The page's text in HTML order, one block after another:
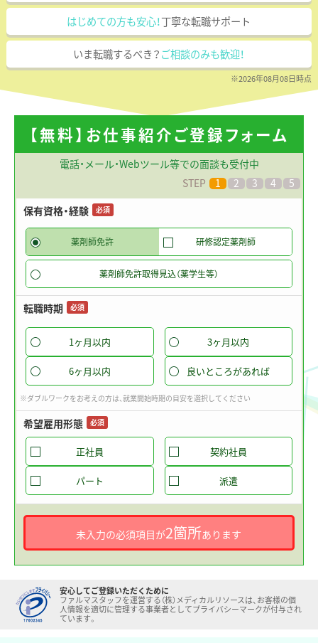
はじめての方も安心！丁寧な転職サポート
いま転職するべき？ご相談のみも歓迎！
※2026年08月08日時点
【無料】お仕事紹介ご登録フォーム
電話・メール・Webツール等での面談も受付中
STEP
1 2 3 4
5
保有資格・経験
必須
薬剤師免許 研修認定薬剤師
薬剤師免許取得見込（薬学生等）
転職時期 必須
1ヶ月以内 3ヶ月以内
6ヶ月以内 良いところがあれば
※ダブルワークをお考えの方は、就業開始時期の目安を選択してください
希望雇用形態 必須
正社員 契約社員
パート 派遣
未入力の必須項目が2箇所あります
安心してご登録いただくために
ファルマスタッフを運営する（株）メディカルリソースは、お客様の個
人情報を適切に管理する事業者としてプライバシーマークが付与され
ています。